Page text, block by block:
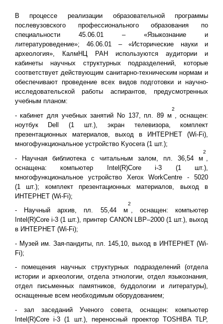
В процессе реализации образовательной программы
послевузовского профессионального образования по
специальности 45.06.01 – «Языкознание и
литературоведение»; 46.06.01 – «Исторические науки и
археология», КалмНЦ РАН используются аудитории и
кабинеты научных структурных подразделений, которые
соответствует действующим санитарно-техническим нормам и
обеспечивают проведение всех видов подготовки и научно-
исследовательской работы аспирантов, предусмотренных
учебным планом:
- кабинет для учебных занятий No 137, пл. 89 м
2
, оснащен:
ноутбук Dell (1 шт.), экран телевизора, комплект
презентационных материалов, выход в ИНТЕРНЕТ (Wi-Fi),
многофункциональное устройство Kyocera (1 шт.);
- Научная библиотека с читальным залом, пл. 36,54 м
2
оснащена: компьютер Intel(R)Core i-3 (1 шт.),
многофункциональное устройство Xerox WorkCentre - 5020
(1 шт.); комплект презентационных материалов, выход в
ИНТЕРНЕТ (Wi-Fi);
- Научный архив, пл. 55,44 м
2
, оснащен: компьютер
Intel(R)Core i-3 (1 шт.), принтер CANON LВР–2000 (1 шт.), выход
в ИНТЕРНЕТ (Wi-Fi);
- Музей им. Зая-пандиты, пл. 145,10, выход в ИНТЕРНЕТ (Wi-
Fi);
- помещения научных структурных подразделений (отдела
истории и археологии, отдела этнологии, отдел языкознания,
отдел письменных памятников, буддологии и литературы),
оснащенные всем необходимым оборудованием;
- зал заседаний Ученого совета, оснащен: компьютер
Intel(R)Core i-3 (1 шт.), переносный проектор TOSHIBA TLP,